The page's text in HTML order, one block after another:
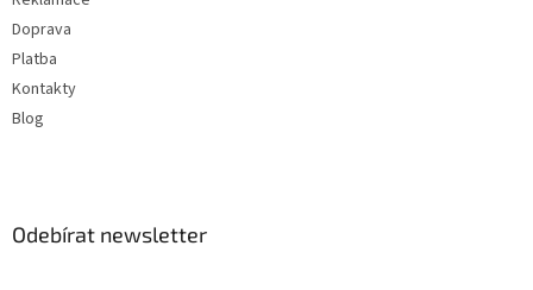
Doprava
Platba
Kontakty
Blog
Odebírat newsletter